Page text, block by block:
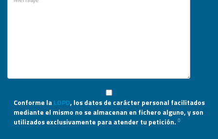
Conforme laLOPD, los datos de carácter personal facilitados
mediante el mismo no se almacenan en fichero alguno, y son
utilizados exclusivamente para atender tu petición.